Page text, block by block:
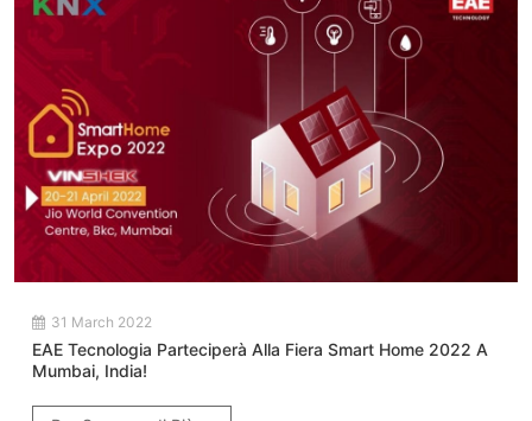
31 March 2022
EAE Tecnologia Parteciperà Alla Fiera Smart Home 2022 A
Mumbai, India!